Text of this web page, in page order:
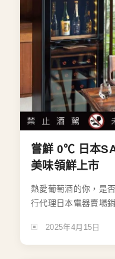
嘗鮮 0℃ 日本
美味領鮮上市
熱愛葡萄酒的你，是
行代理日本電器賣場
2025年4月15日